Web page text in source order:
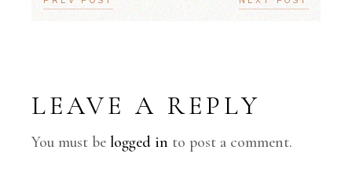
LEAVE A REPLY
You must belogged in to post a comment.